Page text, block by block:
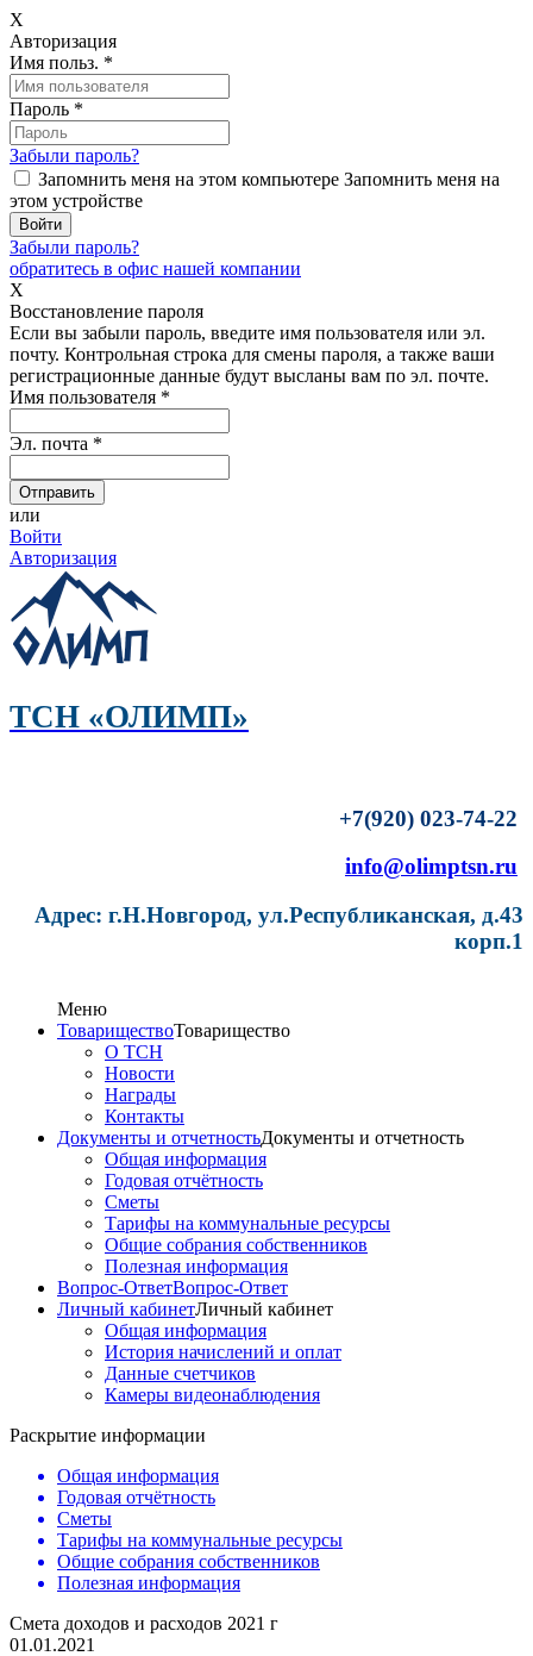
X
Авторизация
Имя польз. *
Пароль *
Забыли пароль?
Запомнить меня на этом компьютере Запомнить меня на
этом устройстве
Забыли пароль?
обратитесь в офис нашей компании
X
Восстановление пароля
Если вы забыли пароль, введите имя пользователя или эл.
почту. Контрольная строка для смены пароля, а также ваши
регистрационные данные будут высланы вам по эл. почте.
Имя пользователя *
Эл. почта *
или
Войти
Авторизация
ТСН «ОЛИМП»
+7(920) 023-74-22
info@olimptsn.ru
Адрес: г.Н.Новгород, ул.Республиканская, д.43
корп.1
Меню
ТовариществоТоварищество
О ТСН
Новости
Награды
Контакты
Документы и отчетностьДокументы и отчетность
Общая информация
Годовая отчётность
Сметы
Тарифы на коммунальные ресурсы
Общие собрания собственников
Полезная информация
Вопрос-ОтветВопрос-Ответ
Личный кабинетЛичный кабинет
Общая информация
История начислений и оплат
Данные счетчиков
Камеры видеонаблюдения
Раскрытие информации
Общая информация
Годовая отчётность
Сметы
Тарифы на коммунальные ресурсы
Общие собрания собственников
Полезная информация
Смета доходов и расходов 2021 г
01.01.2021